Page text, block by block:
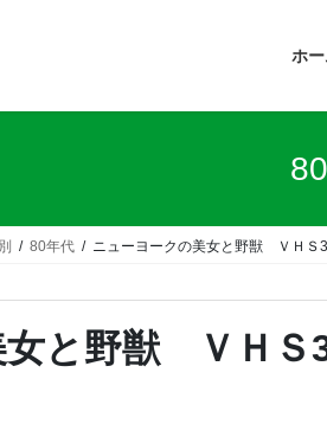
ホー
80年代 ニューヨークの美女と野獣 ＶＨ
女と野獣 ＶＨ